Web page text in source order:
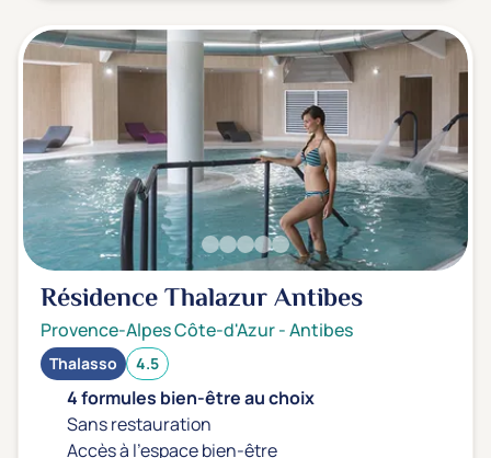
Gestion du stress / sommeil
(0)
Prévention santé
(0)
Sport
(0)
Yoga
(0)
Offres spéciales
Vente Flash & Promo
Offres spéciales Solo
Résidence Thalazur Antibes
Provence-Alpes Côte-d'Azur-Antibes
Thalasso 4.5
4 formules bien-être au choix
Sans restauration
Accès à l'espace bien-être